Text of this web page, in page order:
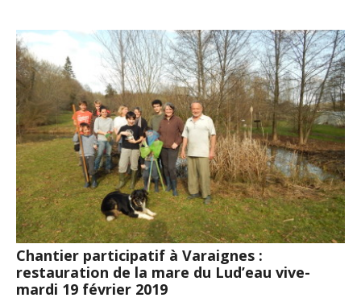
Chantier participatif à Varaignes :
restauration de la mare du Lud’eau vive-
mardi 19 février 2019